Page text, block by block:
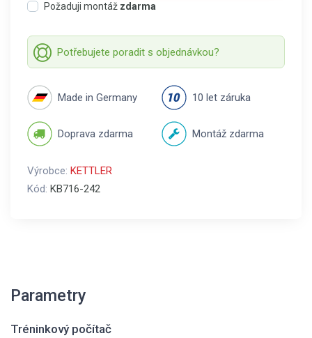
Požaduji montáž zdarma
Potřebujete poradit s objednávkou?
Made in Germany 10 let záruka
Doprava zdarma Montáž zdarma
Výrobce: KETTLER
Kód: KB716-242
Parametry
Tréninkový počítač